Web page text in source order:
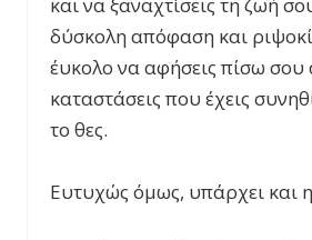
δύσκολη απόφαση και
έυκολο να αφήσεις πίσω σου
καταστάσεις που έχεις
το θες.
Ευτυχώς όμως, υπάρχει και